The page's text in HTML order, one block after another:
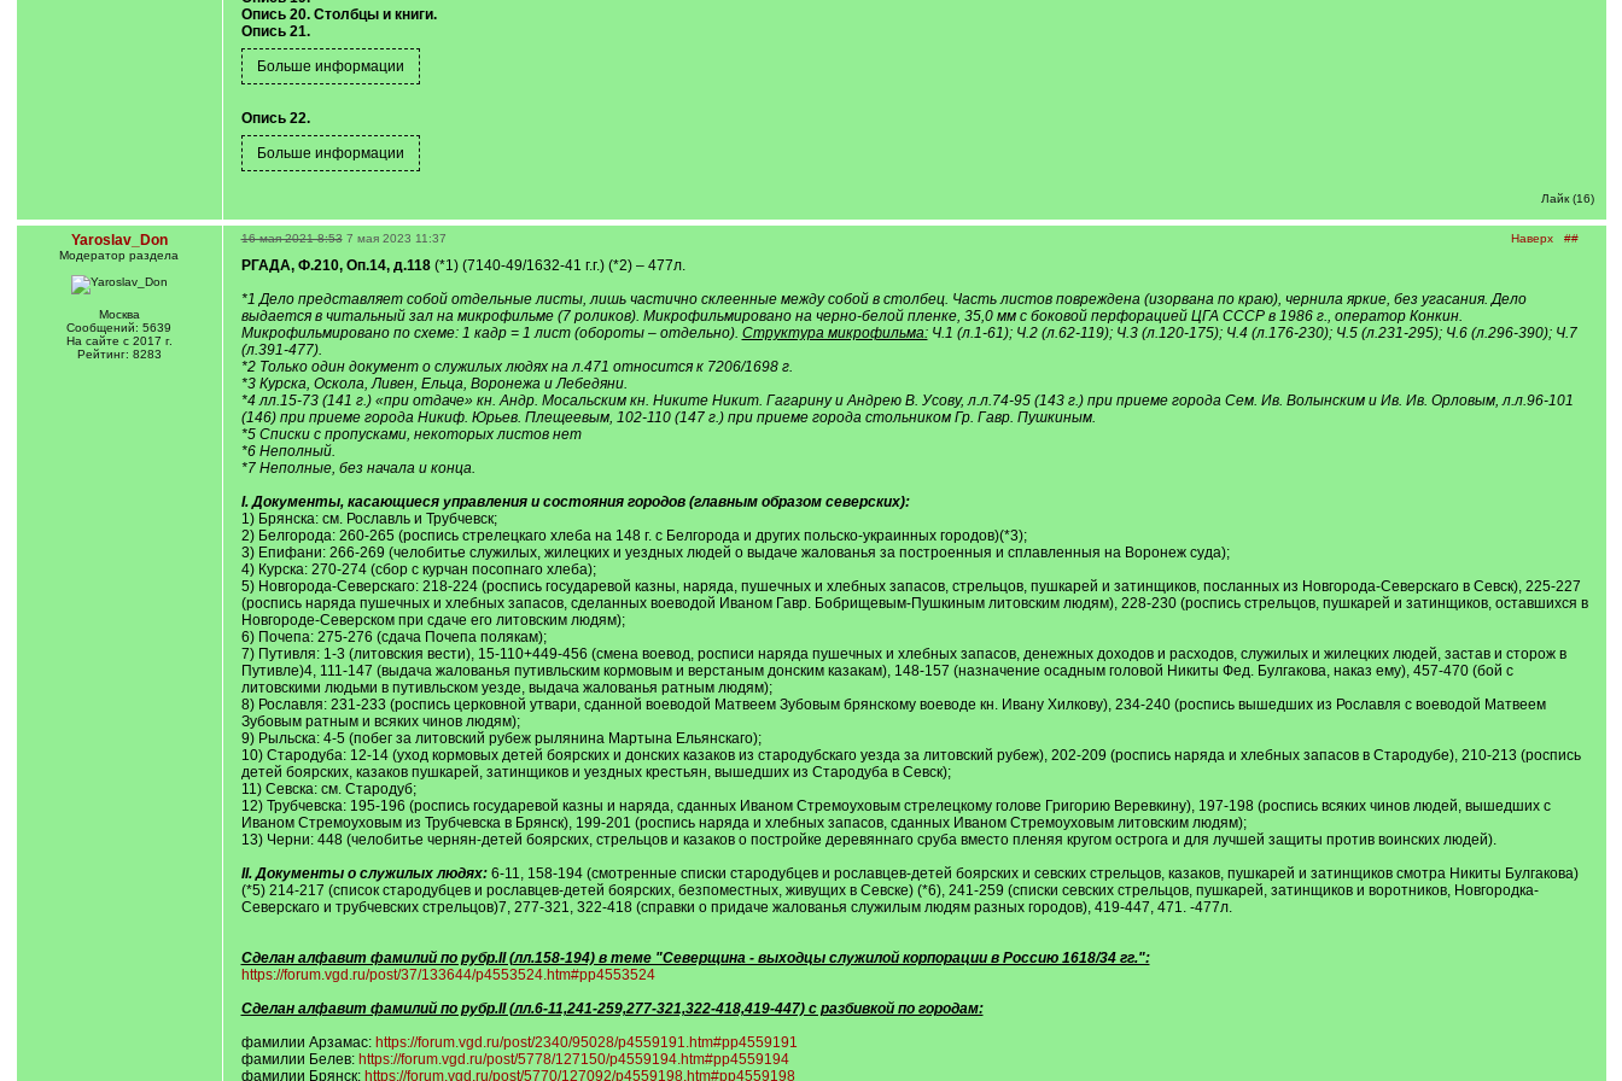
Опись 20. Столбцы и книги.
Опись 21.
Опись 22.
Лайк (16)
Yaroslav_Don
Модератор раздела
Москва
Сообщений: 5639
На сайте с 2017 г.
Рейтинг: 8283
Наверх ##
16 мая 2021 8:53 7 мая 2023 11:37
РГАДА, Ф.210, Оп.14, д.118(*1) (7140-49/1632-41 г.г.) (*2) – 477л.
*1 Дело представляет собой отдельные листы, лишь частично склеенные между собой в столбец. Часть листов повреждена (изорвана по краю), чернила яркие, без угасания. Дело
выдается в читальный зал на микрофильме (7 роликов). Микрофильмировано на черно-белой пленке, 35,0 мм с боковой перфорацией ЦГА СССР в 1986 г., оператор Конкин.
Микрофильмировано по схеме: 1 кадр = 1 лист (обороты – отдельно). Структура микрофильма:Ч.1 (л.1-61); Ч.2 (л.62-119); Ч.3 (л.120-175); Ч.4 (л.176-230); Ч.5 (л.231-295); Ч.6 (л.296-390); Ч.7
(л.391-477).
*2 Только один документ о служилых людях на л.471 относится к 7206/1698 г.
*3 Курска, Оскола, Ливен, Ельца, Воронежа и Лебедяни.
*4 лл.15-73 (141 г.) «при отдаче» кн. Андр. Мосальским кн. Никите Никит. Гагарину и Андрею В. Усову, л.л.74-95 (143 г.) при приеме города Сем. Ив. Волынским и Ив. Ив. Орловым, л.л.96-101
(146) при приеме города Никиф. Юрьев. Плещеевым, 102-110 (147 г.) при приеме города стольником Гр. Гавр. Пушкиным.
*5 Списки с пропусками, некоторых листов нет
*6 Неполный.
*7 Неполные, без начала и конца.
I. Документы, касающиеся управления и состояния городов (главным образом северских):
1) Брянска: см. Рославль и Трубчевск;
2) Белгорода: 260-265 (роспись стрелецкаго хлеба на 148 г. с Белгорода и других польско-украинных городов)(*3);
3) Епифани: 266-269 (челобитье служилых, жилецких и уездных людей о выдаче жалованья за построенныя и сплавленныя на Воронеж суда);
4) Курска: 270-274 (сбор с курчан посопнаго хлеба);
5) Новгорода-Северскаго: 218-224 (роспись государевой казны, наряда, пушечных и хлебных запасов, стрельцов, пушкарей и затинщиков, посланных из Новгорода-Северскаго в Севск), 225-227
(роспись наряда пушечных и хлебных запасов, сделанных воеводой Иваном Гавр. Бобрищевым-Пушкиным литовским людям), 228-230 (роспись стрельцов, пушкарей и затинщиков, оставшихся в
Новгороде-Северском при сдаче его литовским людям);
6) Почепа: 275-276 (сдача Почепа полякам);
7) Путивля: 1-3 (литовския вести), 15-110+449-456 (смена воевод, росписи наряда пушечных и хлебных запасов, денежных доходов и расходов, служилых и жилецких людей, застав и сторож в
Путивле)4, 111-147 (выдача жалованья путивльским кормовым и верстаным донским казакам), 148-157 (назначение осадным головой Никиты Фед. Булгакова, наказ ему), 457-470 (бой с
литовскими людьми в путивльском уезде, выдача жалованья ратным людям);
8) Рославля: 231-233 (роспись церковной утвари, сданной воеводой Матвеем Зубовым брянскому воеводе кн. Ивану Хилкову), 234-240 (роспись вышедших из Рославля с воеводой Матвеем
Зубовым ратным и всяких чинов людям);
9) Рыльска: 4-5 (побег за литовский рубеж рылянина Мартына Ельянскаго);
10) Стародуба: 12-14 (уход кормовых детей боярских и донских казаков из стародубскаго уезда за литовский рубеж), 202-209 (роспись наряда и хлебных запасов в Стародубе), 210-213 (роспись
детей боярских, казаков пушкарей, затинщиков и уездных крестьян, вышедших из Стародуба в Севск);
11) Севска: см. Стародуб;
12) Трубчевска: 195-196 (роспись государевой казны и наряда, сданных Иваном Стремоуховым стрелецкому голове Григорию Веревкину), 197-198 (роспись всяких чинов людей, вышедших с
Иваном Стремоуховым из Трубчевска в Брянск), 199-201 (роспись наряда и хлебных запасов, сданных Иваном Стремоуховым литовским людям);
13) Черни: 448 (челобитье чернян-детей боярских, стрельцов и казаков о постройке деревяннаго сруба вместо пленяя кругом острога и для лучшей защиты против воинских людей).
II. Документы о служилых людях:6-11, 158-194 (смотренные списки стародубцев и рославцев-детей боярских и севских стрельцов, казаков, пушкарей и затинщиков смотра Никиты Булгакова)
(*5) 214-217 (список стародубцев и рославцев-детей боярских, безпоместных, живущих в Севске) (*6), 241-259 (списки севских стрельцов, пушкарей, затинщиков и воротников, Новгородка-
Северскаго и трубчевских стрельцов)7, 277-321, 322-418 (справки о придаче жалованья служилым людям разных городов), 419-447, 471. -477л.
Сделан алфавит фамилий по рубр.II (лл.158-194) в теме "Северщина - выходцы служилой корпорации в Россию 1618/34 гг.":
https://forum.vgd.ru/post/37/133644/p4553524.htm#pp4553524
Сделан алфавит фамилий по рубр.II (лл.6-11,241-259,277-321,322-418,419-447) с разбивкой по городам:
фамилии Арзамас: https://forum.vgd.ru/post/2340/95028/p4559191.htm#pp4559191
фамилии Белев: https://forum.vgd.ru/post/5778/127150/p4559194.htm#pp4559194
фамилии Брянск: https://forum.vgd.ru/post/5770/127092/p4559198.htm#pp4559198